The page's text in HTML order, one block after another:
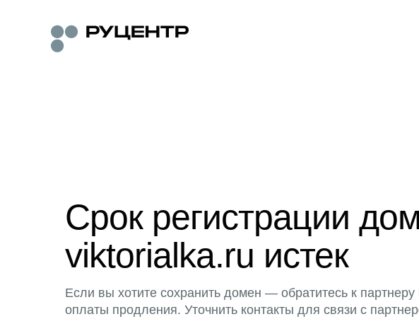
Срок регистрации
viktorialka.ru истек
Если вы хотите сохранить домен — обратитесь к
оплаты продления. Уточнить контакты для связи с